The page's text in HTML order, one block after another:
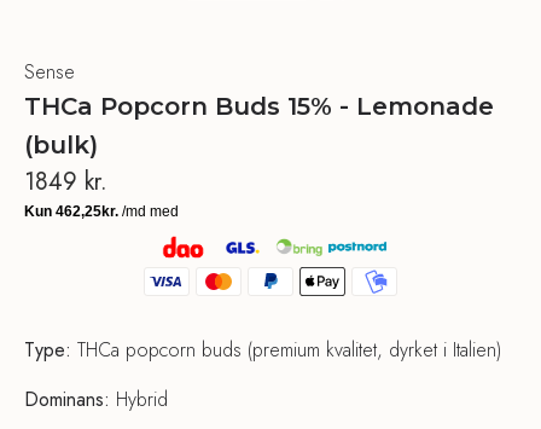
Sense
THCa Popcorn Buds 15% - Lemonade
(bulk)
1849 kr.
Type: THCa popcorn buds (premium kvalitet, dyrket i Italien)
Dominans: Hybrid